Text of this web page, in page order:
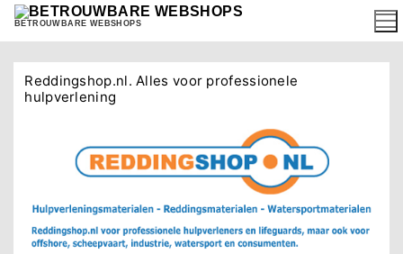
Ga
naarBETROUWBARE WEBSHOPS
Reddingshop.nl. Alles voor professionele
hulpverlening